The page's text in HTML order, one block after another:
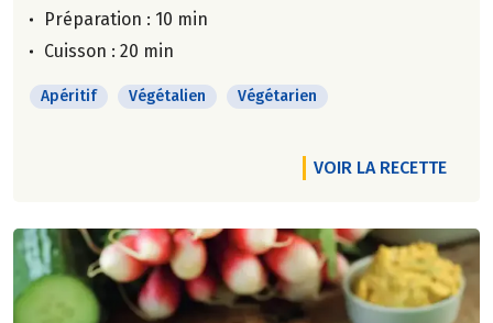
Préparation : 10 min
Cuisson : 20 min
Apéritif Végétalien Végétarien
VOIR LA RECETTE